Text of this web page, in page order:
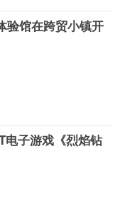
验馆在跨贸小镇开
电子游戏《烈焰钻